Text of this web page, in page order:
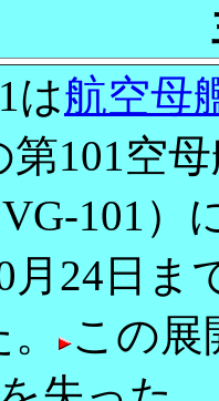
は航空母
第101空
101）
月24日ま
この展